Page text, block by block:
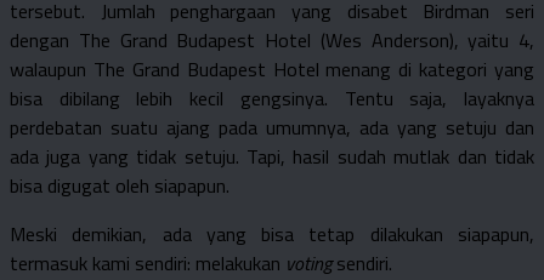
tersebut. Jumlah penghargaan yang disabet Birdman seri
dengan The Grand Budapest Hotel (Wes Anderson), yaitu 4,
walaupun The Grand Budapest Hotel menang di kategori yang
bisa dibilang lebih kecil gengsinya. Tentu saja, layaknya
perdebatan suatu ajang pada umumnya, ada yang setuju dan
ada juga yang tidak setuju. Tapi, hasil sudah mutlak dan tidak
bisa digugat oleh siapapun.
Meski demikian, ada yang bisa tetap dilakukan siapapun,
termasuk kami sendiri: melakukan votingsendiri.